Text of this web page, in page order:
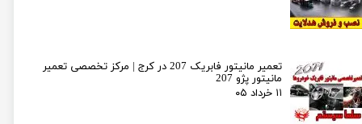
تعمیر مانیتور فابریک 207 در کرج | مرکز تخصصی تعمیر
مانیتور پژو 207
۱۱ خرداد ۰۵